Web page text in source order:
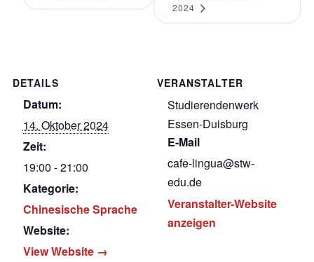
DETAILS
Datum:
14. Oktober 2024
Zeit:
19:00 - 21:00
Kategorie:
Chinesische Sprache
Website:
View Website →
VERANSTALTER
Studierendenwerk
Essen-Duisburg
E-Mail
cafe-lingua@stw-
edu.de
Veranstalter-Website
anzeigen
2024